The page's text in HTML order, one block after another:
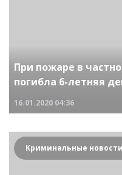
При пожаре в
погибла 6-летняя
16.01.2020 04:36